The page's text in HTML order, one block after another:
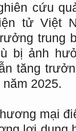
cứu
tử Việt
trung
bị ảnh
tăng
2025.
mại